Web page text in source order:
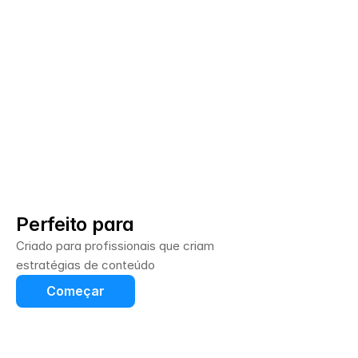
Perfeito para
Criado para profissionais que criam
estratégias de conteúdo
Começar